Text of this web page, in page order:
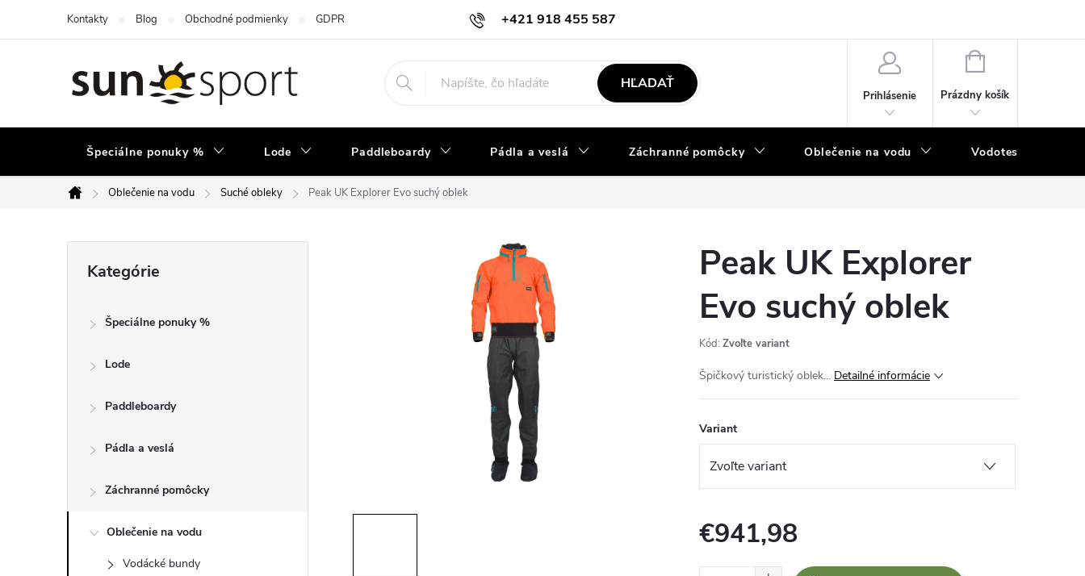
+421 918 455 587
info@vodacky-obchod.sk
Kontakty Blog Obchodné podmienky GDPR
HĽADAŤ
Prihlásenie
NÁKUPNÝ
Prázdny košík
Špeciálne ponuky % Lode Paddleboardy Pádla a veslá Záchranné pomôcky Oblečenie na vodu Vodotesný program
Domov
Oblečenie na vodu Suché obleky Peak UK Explorer Evo suchý oblek
a
kategórie
Kategórie
Špeciálne ponuky %
Lode
Paddleboardy
Pádla a veslá
Záchranné pomôcky
Oblečenie na vodu
Vodácké bundy
Peak UK Explorer
Evo suchý oblek
Kód: Zvoľte variant
Špičkový turistický oblek... Detailné informácie
Variant
€941,98